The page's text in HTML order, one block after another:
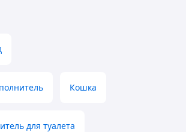
Кошка
для туалета